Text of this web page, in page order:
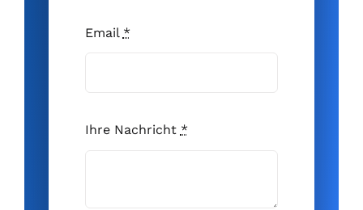
Email *
Ihre Nachricht *